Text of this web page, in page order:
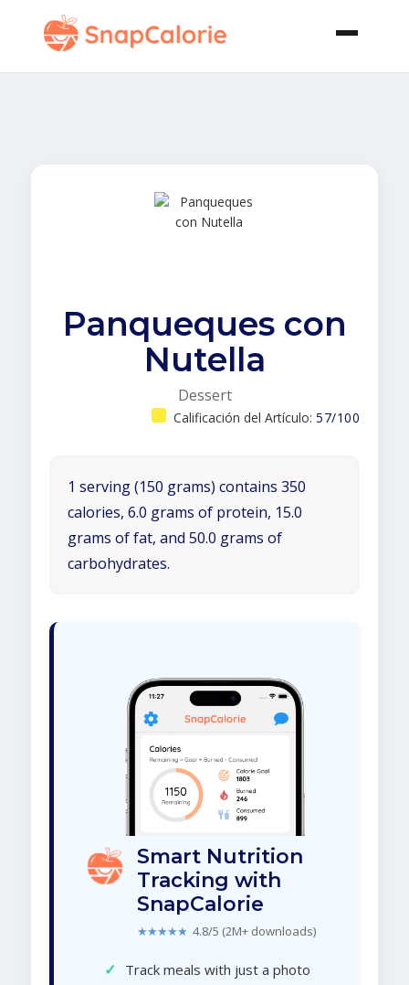
Panqueques con
Nutella
Dessert
Calificación del Artículo: 57/100
1 serving (150 grams) contains 350
calories, 6.0 grams of protein, 15.0
grams of fat, and 50.0 grams of
carbohydrates.
Smart Nutrition
Tracking with
SnapCalorie
★★★★★ 4.8/5 (2M+ downloads)
✓ Track meals with just a photo